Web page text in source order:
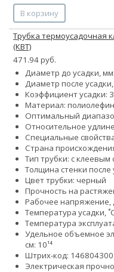
В корзину
Трубка термоусадочная
(КВТ)
471.94 руб.
Диаметр до усадки,
Диаметр после
Коэффициент усадки: 3
Материал: полиолефин
Оптимальный
Относительное
Специальные
Страна
Тип трубки: с клеевым
Толщина стенки после
Цвет трубки: черный
Прочность на
Рабочее напряжение,
Температура усадки,
Температура
Удельное объемное
см: 10¹⁴
Штрих-код:
Электрическая